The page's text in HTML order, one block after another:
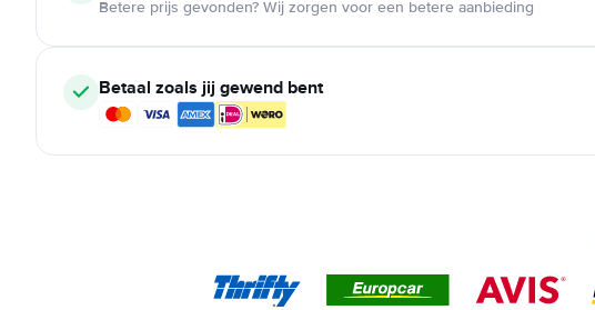
Betere prijs gevonden? Wij zorgen voor een betere aanbieding
Betaal zoals jij gewend bent